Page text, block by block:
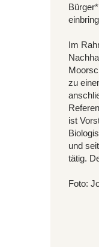
Im
zu
ist
und
tätig.
Foto: